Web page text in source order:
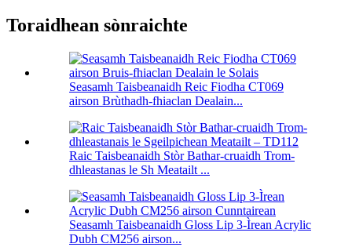
Toraidhean sònraichte
Seasamh Taisbeanaidh Reic Fiodha CT069
airson Brùthadh-fhiaclan Dealain...
Raic Taisbeanaidh Stòr Bathar-cruaidh Trom-
dhleastanas le Sh Meatailt ...
Seasamh Taisbeanaidh Gloss Lip 3-Ìrean Acrylic
Dubh CM256 airson...